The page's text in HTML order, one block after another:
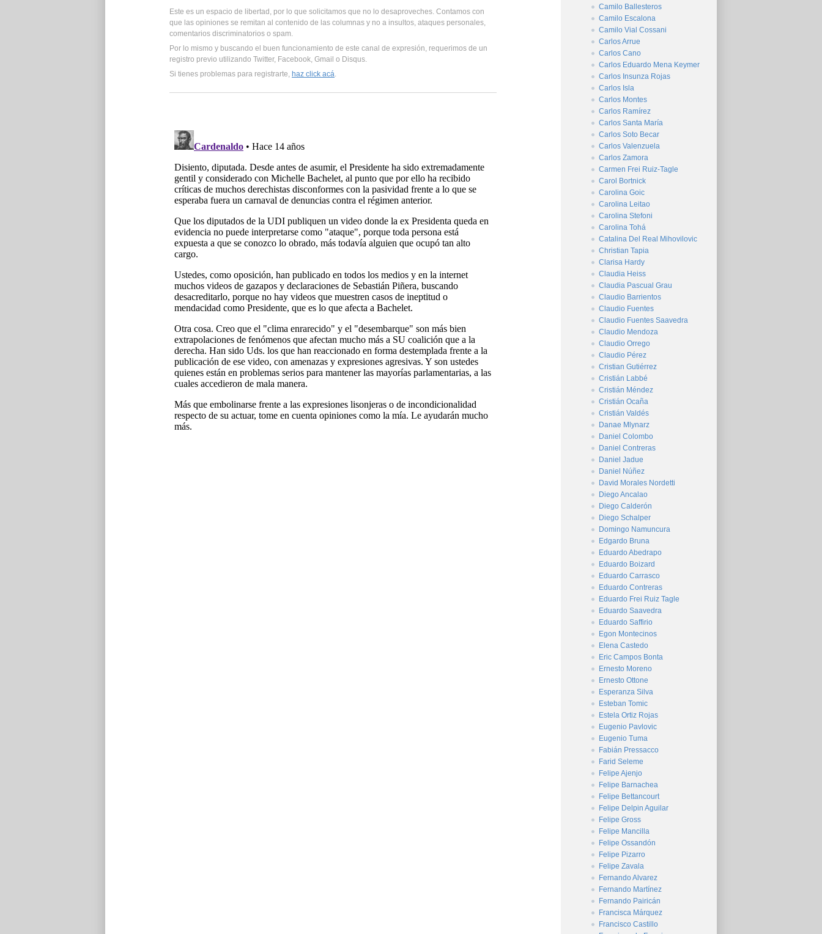
Este es un espacio de libertad, por lo que solicitamos que no lo desaproveches. Contamos con
que las opiniones se remitan al contenido de las columnas y no a insultos, ataques personales,
comentarios discriminatorios o spam.
Por lo mismo y buscando el buen funcionamiento de este canal de expresión, requerimos de un
registro previo utilizando Twitter, Facebook, Gmail o Disqus.
Si tienes problemas para registrarte, haz click acá.
Camilo Ballesteros
Camilo Escalona
Camilo Vial Cossani
Carlos Arrue
Carlos Cano
Carlos Eduardo Mena Keymer
Carlos Insunza Rojas
Carlos Isla
Carlos Montes
Carlos Ramírez
Carlos Santa María
Carlos Soto Becar
Carlos Valenzuela
Carlos Zamora
Carmen Frei Ruiz-Tagle
Carol Bortnick
Carolina Goic
Carolina Leitao
Carolina Stefoni
Carolina Tohá
Catalina Del Real Mihovilovic
Christian Tapia
Clarisa Hardy
Claudia Heiss
Claudia Pascual Grau
Claudio Barrientos
Claudio Fuentes
Claudio Fuentes Saavedra
Claudio Mendoza
Claudio Orrego
Claudio Pérez
Cristian Gutiérrez
Cristián Labbé
Cristián Méndez
Cristián Ocaña
Cristián Valdés
Danae Mlynarz
Daniel Colombo
Daniel Contreras
Daniel Jadue
Daniel Núñez
David Morales Nordetti
Diego Ancalao
Diego Calderón
Diego Schalper
Domingo Namuncura
Edgardo Bruna
Eduardo Abedrapo
Eduardo Boizard
Eduardo Carrasco
Eduardo Contreras
Eduardo Frei Ruiz Tagle
Eduardo Saavedra
Eduardo Saffirio
Egon Montecinos
Elena Castedo
Eric Campos Bonta
Ernesto Moreno
Ernesto Ottone
Esperanza Silva
Esteban Tomic
Estela Ortiz Rojas
Eugenio Pavlovic
Eugenio Tuma
Fabián Pressacco
Farid Seleme
Felipe Ajenjo
Felipe Barnachea
Felipe Bettancourt
Felipe Delpin Aguilar
Felipe Gross
Felipe Mancilla
Felipe Ossandón
Felipe Pizarro
Felipe Zavala
Fernando Alvarez
Fernando Martínez
Fernando Pairicán
Francisca Márquez
Francisco Castillo